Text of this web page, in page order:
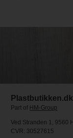
Plastbutikken.dk
Part of HM-Group
Ved Stranden 1, 9560
CVR: 30527615